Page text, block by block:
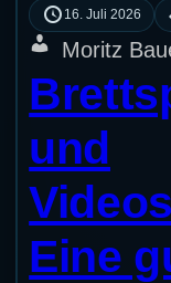
16. Juli 2026
Moritz
und
Eine